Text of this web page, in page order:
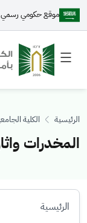
موقع حكومي رسمي
Toggle
menu
Toggle
secondary
menu
الرئيسية الكلية
المخدرات
الرئيسية